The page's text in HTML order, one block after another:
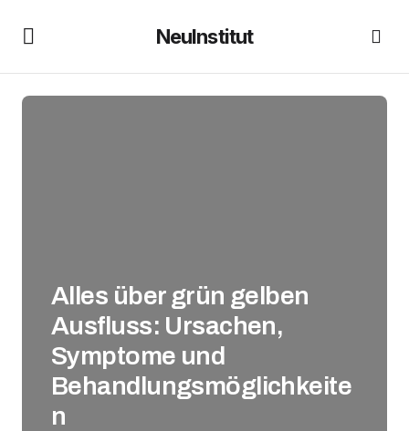
NeuInstitut
Alles über grün gelben
Ausfluss: Ursachen,
Symptome und
Behandlungsmöglichkeite
n